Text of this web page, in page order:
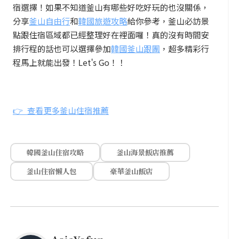
宿選擇！如果不知道釜山有哪些好吃好玩的也沒關係，
分享釜山自由行和韓國旅遊攻略給你參考，釜山必訪景
點跟住宿區域都已經整理好在裡面囉！真的沒有時間安
排行程的話也可以選擇參加韓國釜山跟團 ，超多精彩行
程馬上就能出發！Let's Go！！
👉 查看更多釜山住宿推薦
韓國釜山住宿攻略
釜山海景飯店推薦
釜山住宿懶人包
豪華釜山飯店